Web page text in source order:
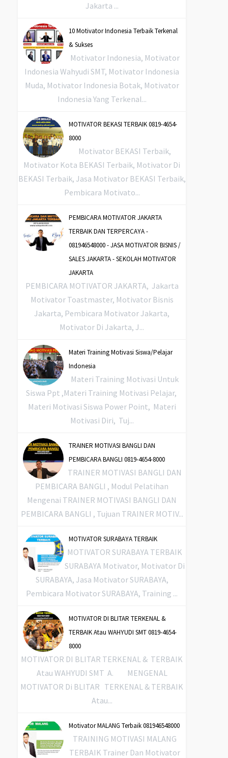
Jakarta ...
10 Motivator Indonesia Terbaik Terkenal
& Sukses
Motivator Indonesia, Motivator
Indonesia Wahyudi SMT, Motivator Indonesia
Muda, Motivator Indonesia Botak, Motivator
Indonesia Yang Terkenal...
MOTIVATOR BEKASI TERBAIK 0819-4654-
8000
Motivator BEKASI Terbaik,
Motivator Kota BEKASI Terbaik, Motivator Di
BEKASI Terbaik, Jasa Motivator BEKASI Terbaik,
Pembicara Motivato...
PEMBICARA MOTIVATOR JAKARTA
TERBAIK DAN TERPERCAYA -
081946548000 - JASA MOTIVATOR BISNIS /
SALES JAKARTA - SEKOLAH MOTIVATOR
JAKARTA
PEMBICARA MOTIVATOR JAKARTA, Jakarta
Motivator Toastmaster, Motivator Bisnis
Jakarta, Pembicara Motivator Jakarta,
Motivator Di Jakarta, J...
Materi Training Motivasi Siswa/Pelajar
Indonesia
Materi Training Motivasi Untuk
Siswa Ppt ,Materi Training Motivasi Pelajar,
Materi Motivasi Siswa Power Point, Materi
Motivasi Diri, Tuj...
TRAINER MOTIVASI BANGLI DAN
PEMBICARA BANGLI 0819-4654-8000
TRAINER MOTIVASI BANGLI DAN
PEMBICARA BANGLI , Modul Pelatihan
Mengenai TRAINER MOTIVASI BANGLI DAN
PEMBICARA BANGLI , Tujuan TRAINER MOTIV...
MOTIVATOR SURABAYA TERBAIK
MOTIVATOR SURABAYA TERBAIK
SURABAYA Motivator, Motivator Di
SURABAYA, Jasa Motivator SURABAYA,
Pembicara Motivator SURABAYA, Training ...
MOTIVATOR DI BLITAR TERKENAL &
TERBAIK Atau WAHYUDI SMT 0819-4654-
8000
MOTIVATOR DI BLITAR TERKENAL & TERBAIK
Atau WAHYUDI SMT A. MENGENAL
MOTIVATOR Di BLITAR TERKENAL & TERBAIK
Atau...
Motivator MALANG Terbaik 081946548000
TRAINING MOTIVASI MALANG
TERBAIK Trainer Dan Motivator